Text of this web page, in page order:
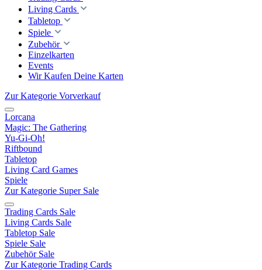
Living Cards
Tabletop
Spiele
Zubehör
Einzelkarten
Events
Wir Kaufen Deine Karten
Zur Kategorie Vorverkauf
Lorcana
Magic: The Gathering
Yu-Gi-Oh!
Riftbound
Tabletop
Living Card Games
Spiele
Zur Kategorie Super Sale
Trading Cards Sale
Living Cards Sale
Tabletop Sale
Spiele Sale
Zubehör Sale
Zur Kategorie Trading Cards